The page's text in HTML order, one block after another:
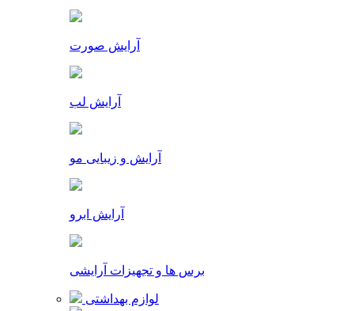
آرایش صورت
آرایش لب
آرایش و زیبایی مو
آرایش ابرو
برس ها و تجهیزات آرایشی
لوازم بهداشتی